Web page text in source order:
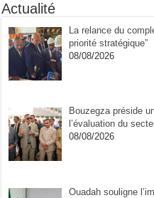
Actualité
La relance du
priorité stratégique”
08/08/2026
Bouzegza préside
l’évaluation du
08/08/2026
Ouadah souligne